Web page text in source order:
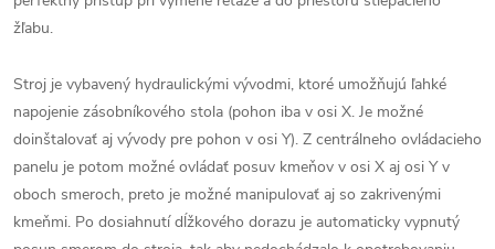
žľabu.
Stroj je vybavený hydraulickými vývodmi, ktoré umožňujú ľahké
napojenie zásobníkového stola (pohon iba v osi X. Je možné
doinštalovať aj vývody pre pohon v osi Y). Z centrálneho ovládacieho
panelu je potom možné ovládať posuv kmeňov v osi X aj osi Y v
oboch smeroch, preto je možné manipulovať aj so zakrivenými
kmeňmi. Po dosiahnutí dĺžkového dorazu je automaticky vypnutý